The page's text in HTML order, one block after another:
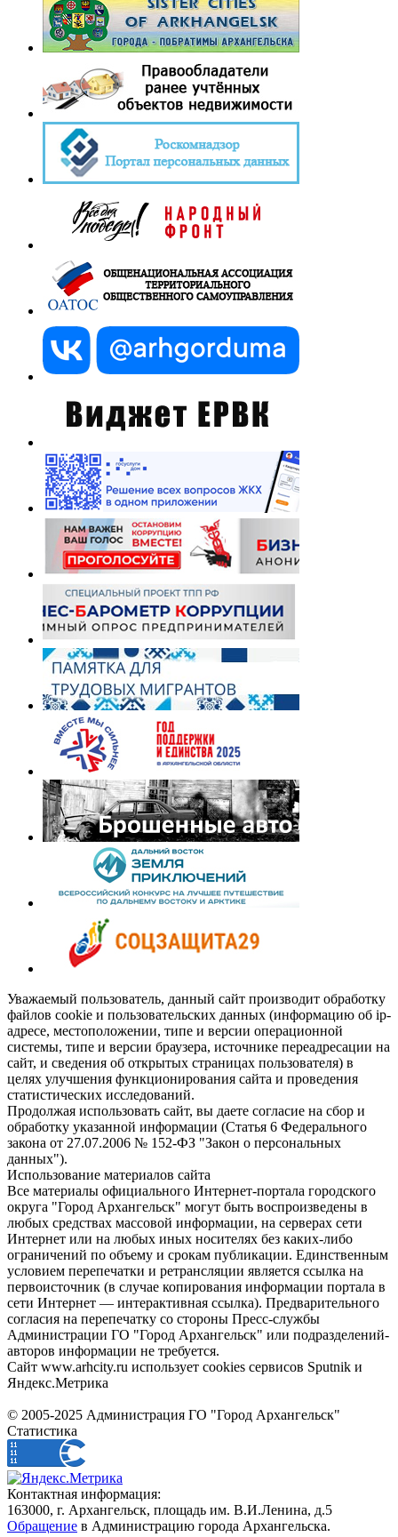
Уважаемый пользователь, данный сайт производит обработку
файлов cookie и пользовательских данных (информацию об ip-
адресе, местоположении, типе и версии операционной
системы, типе и версии браузера, источнике переадресации на
сайт, и сведения об открытых страницах пользователя) в
целях улучшения функционирования сайта и проведения
статистических исследований.
Продолжая использовать сайт, вы даете согласие на сбор и
обработку указанной информации (Статья 6 Федерального
закона от 27.07.2006 № 152-ФЗ "Закон о персональных
данных").
Использование материалов сайта
Все материалы официального Интернет-портала городского
округа "Город Архангельск" могут быть воспроизведены в
любых средствах массовой информации, на серверах сети
Интернет или на любых иных носителях без каких-либо
ограничений по объему и срокам публикации. Единственным
условием перепечатки и ретрансляции является ссылка на
первоисточник (в случае копирования информации портала в
сети Интернет — интерактивная ссылка). Предварительного
согласия на перепечатку со стороны Пресс-службы
Администрации ГО "Город Архангельск" или подразделений-
авторов информации не требуется.
Сайт www.arhcity.ru использует cookies сервисов Sputnik и
Яндекс.Метрика
© 2005-2025 Администрация ГО "Город Архангельск"
Статистика
Контактная информация:
163000, г. Архангельск, площадь им. В.И.Ленина, д.5
Обращение в Администрацию города Архангельска.